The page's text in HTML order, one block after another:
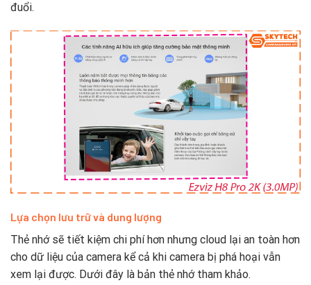
đuổi.
Lựa chọn lưu trữ và dung lượng
Thẻ nhớ sẽ tiết kiệm chi phí hơn nhưng cloud lại an toàn hơn
cho dữ liệu của camera kể cả khi camera bị phá hoại vẫn
xem lại được. Dưới đây là bản thẻ nhớ tham khảo.